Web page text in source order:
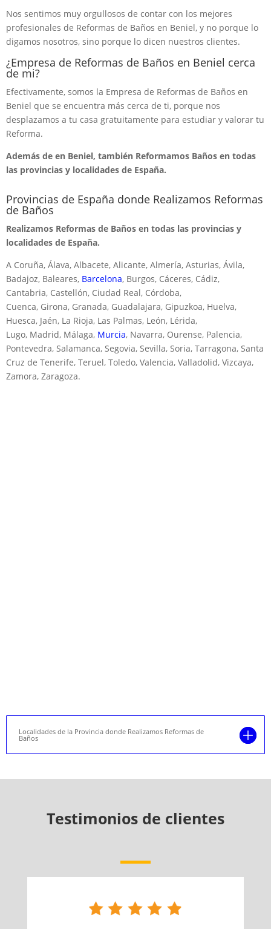
Nos sentimos muy orgullosos de contar con los mejores
profesionales de Reformas de Baños en Beniel, y no porque lo
digamos nosotros, sino porque lo dicen nuestros clientes.
¿Empresa de Reformas de Baños en Beniel cerca
de mi?
Efectivamente, somos la Empresa de Reformas de Baños en
Beniel que se encuentra más cerca de ti, porque nos
desplazamos a tu casa gratuitamente para estudiar y valorar tu
Reforma.
Además de en Beniel, también Reformamos Baños en todas
las provincias y localidades de España.
Provincias de España donde Realizamos Reformas
de Baños
Realizamos Reformas de Baños en todas las provincias y
localidades de España.
A Coruña, Álava, Albacete, Alicante, Almería, Asturias, Ávila,
Badajoz, Baleares, Barcelona, Burgos, Cáceres, Cádiz,
Cantabria, Castellón, Ciudad Real, Córdoba,
Cuenca, Girona, Granada, Guadalajara, Gipuzkoa, Huelva,
Huesca, Jaén, La Rioja, Las Palmas, León, Lérida,
Lugo, Madrid, Málaga, Murcia, Navarra, Ourense, Palencia,
Pontevedra, Salamanca, Segovia, Sevilla, Soria, Tarragona, Santa
Cruz de Tenerife, Teruel, Toledo, Valencia, Valladolid, Vizcaya,
Zamora, Zaragoza.
Localidades de la Provincia donde Realizamos Reformas de
Baños
Testimonios de clientes